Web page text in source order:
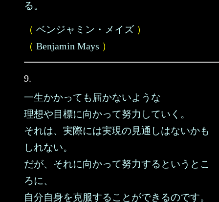
る。
（ ベンジャミン・メイズ ）
（ Benjamin Mays ）
9.
一生かかっても届かないような
理想や目標に向かって努力していく。
それは、実際には実現の見通しはないかも
しれない。
だが、それに向かって努力するというとこ
ろに、
自分自身を克服することができるのです。